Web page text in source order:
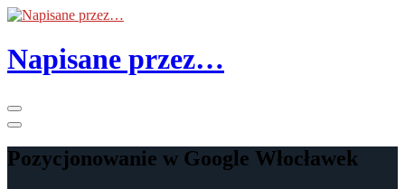
Skip
the
content
Napisane przez…
Pozycjonowanie w Google Włocławek